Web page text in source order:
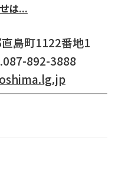
は...
島町1122番地1
892-3888